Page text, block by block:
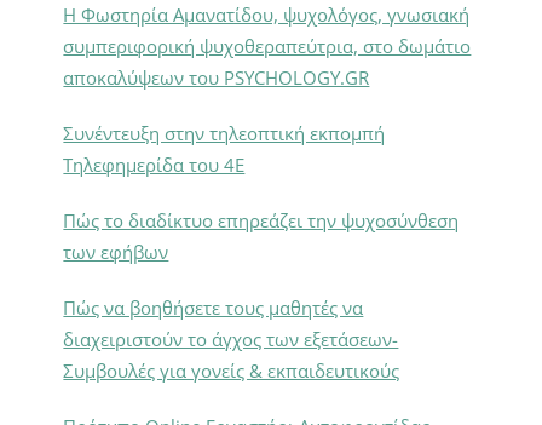
Η Φωστηρία Αμανατίδου, ψυχολόγος, γνωσιακή
συμπεριφορική ψυχοθεραπεύτρια, στο δωμάτιο
αποκαλύψεων του PSYCHOLOGY.GR
Συνέντευξη στην τηλεοπτική εκπομπή
Τηλεφημερίδα του 4Ε
Πώς το διαδίκτυο επηρεάζει την ψυχοσύνθεση
των εφήβων
Πώς να βοηθήσετε τους μαθητές να
διαχειριστούν το άγχος των εξετάσεων-
Συμβουλές για γονείς & εκπαιδευτικούς